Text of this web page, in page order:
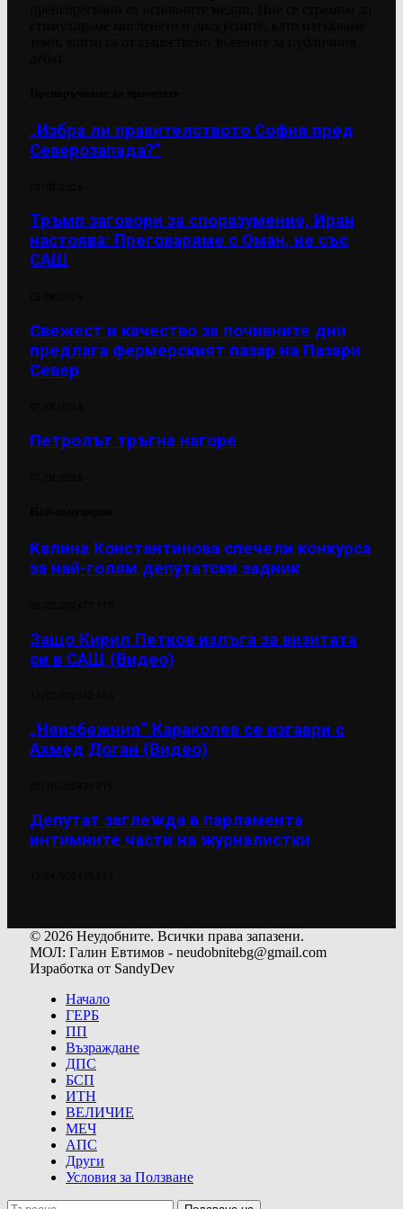
„Избра ли правителството София пред
Северозапада?“
Тръмп заговори за споразумение, Иран
настоява: Преговаряме с Оман, не със
САЩ
Свежест и качество за почивните дни
предлага фермерският пазар на Пазари
Север
Петролът тръгна нагоре
Калина Константинова спечели конкурса
за най-голям депутатски задник
Защо Кирил Петков излъга за визитата
си в САЩ (Видео)
„Неизбежния“ Караколев се изгаври с
Ахмед Доган (Видео)
Депутат заглежда в парламента
интимните части на журналистки
© 2026 Неудобните. Всички права запазени.
МОЛ: Галин Евтимов - neudobnitebg@gmail.com
Изработка от SandyDev
Начало
ГЕРБ
ПП
Възраждане
ДПС
БСП
ИТН
ВЕЛИЧИЕ
МЕЧ
АПС
Други
Условия за Ползване